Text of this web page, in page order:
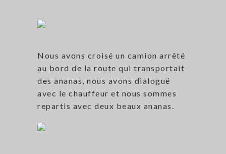
Nous avons croisé un camion arrêté
au bord de la route qui transportait
des ananas, nous avons dialogué
avec le chauffeur et nous sommes
repartis avec deux beaux ananas.